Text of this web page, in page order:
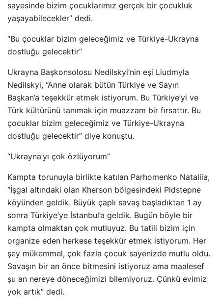
sayesinde bizim çocuklarımız gerçek bir çocukluk
yaşayabilecekler” dedi.
“Bu çocuklar bizim geleceğimiz ve Türkiye-Ukrayna
dostluğu gelecektir”
Ukrayna Başkonsolosu Nedilskyi’nin eşi Liudmyla
Nedilskyi, “Anne olarak bütün Türkiye ve Sayın
Başkan’a teşekkür etmek istiyorum. Bu Türkiye’yi ve
Türk kültürünü tanımak için muazzam bir fırsattır. Bu
çocuklar bizim geleceğimiz ve Türkiye-Ukrayna
dostluğu gelecektir” diye konuştu.
“Ukrayna’yı çok özlüyorum”
Kampta torunuyla birlikte katılan Parhomenko Nataliia,
“İşgal altındaki olan Kherson bölgesindeki Pidstepne
köyünden geldik. Büyük çaplı savaş başladıktan 1 ay
sonra Türkiye’ye İstanbul’a geldik. Bugün böyle bir
kampta olmaktan çok mutluyuz. Bu tatili bizim için
organize eden herkese teşekkür etmek istiyorum. Her
şey mükemmel, çok fazla çocuk sayenizde mutlu oldu.
Savaşın bir an önce bitmesini istiyoruz ama maalesef
şu an nereye döneceğimizi bilemiyoruz. Çünkü evimiz
yok artık” dedi.